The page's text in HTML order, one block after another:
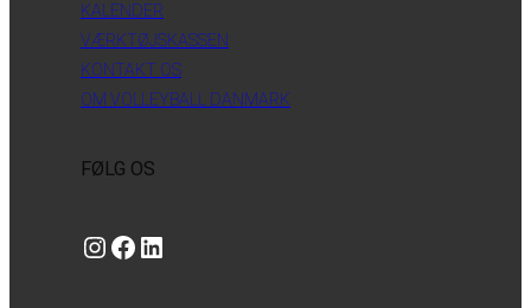
KALENDER
VÆRKTØJSKASSEN
KONTAKT OS
OM VOLLEYBALL DANMARK
FØLG OS
Instagram https://www.facebook.com/danishbeachvolleytour LinkedIn